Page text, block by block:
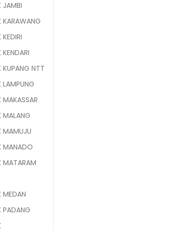
JAMBI
KARAWANG
KENDARI
KUPANG NTT
LAMPUNG
MAKASSAR
MALANG
MAMUJU
MANADO
MATARAM
MEDAN
PADANG